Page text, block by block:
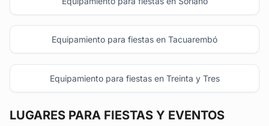
Equipamiento para fiestas en Tacuarembó
Equipamiento para fiestas en Treinta y Tres
LUGARES PARA FIESTAS Y EVENTOS